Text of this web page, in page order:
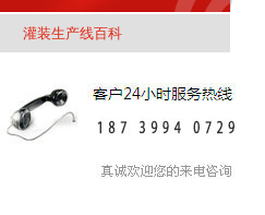
灌装生产线百科